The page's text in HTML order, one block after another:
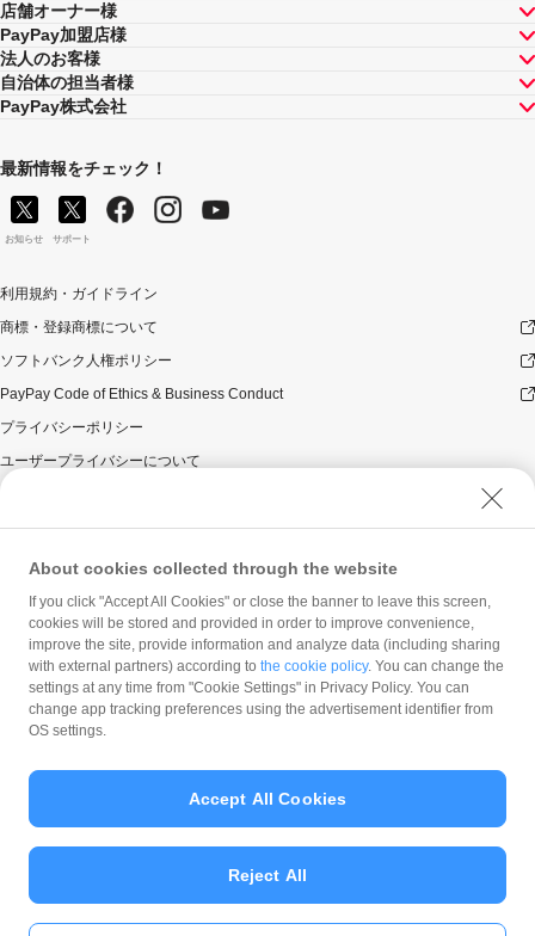
店舗オーナー様
PayPay加盟店様
法人のお客様
自治体の担当者様
PayPay株式会社
最新情報をチェック！
お知らせ サポート
利用規約・ガイドライン
商標・登録商標について
ソフトバンク人権ポリシー
PayPay Code of Ethics & Business Conduct
プライバシーポリシー
ユーザープライバシーについて
ウェブサイト利用規約
反社会的勢力に対する方針
勧誘方針
マネロン等基本方針
カスタマーハラスメントに関する当社の考え方
© PayPay Corporation
About cookies collected through the website
If you click "Accept All Cookies" or close the banner to leave this screen,
cookies will be stored and provided in order to improve convenience,
improve the site, provide information and analyze data (including sharing
with external partners) according to the cookie policy. You can change the
settings at any time from "Cookie Settings" in Privacy Policy. You can
change app tracking preferences using the advertisement identifier from
OS settings.
Reject All
Accept All Cookies